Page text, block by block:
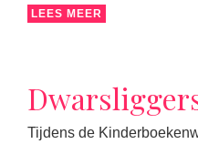
LEES MEER
Tijdens de